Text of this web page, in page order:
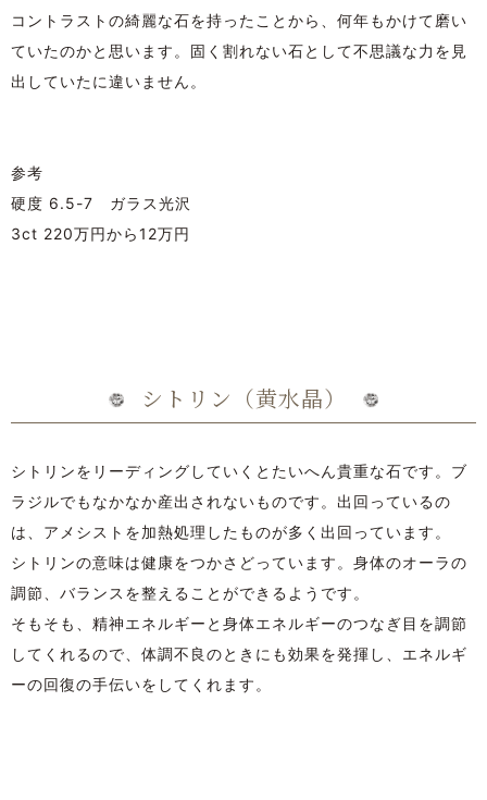
コントラストの綺麗な石を持ったことから、何年もかけて磨い
ていたのかと思います。固く割れない石として不思議な力を見
出していたに違いません。
参考
硬度 6.5-7 ガラス光沢
3ct 220万円から12万円
シトリン（黄水晶）
シトリンをリーディングしていくとたいへん貴重な石です。ブ
ラジルでもなかなか産出されないものです。出回っているの
は、アメシストを加熱処理したものが多く出回っています。
シトリンの意味は健康をつかさどっています。身体のオーラの
調節、バランスを整えることができるようです。
そもそも、精神エネルギーと身体エネルギーのつなぎ目を調節
してくれるので、体調不良のときにも効果を発揮し、エネルギ
ーの回復の手伝いをしてくれます。